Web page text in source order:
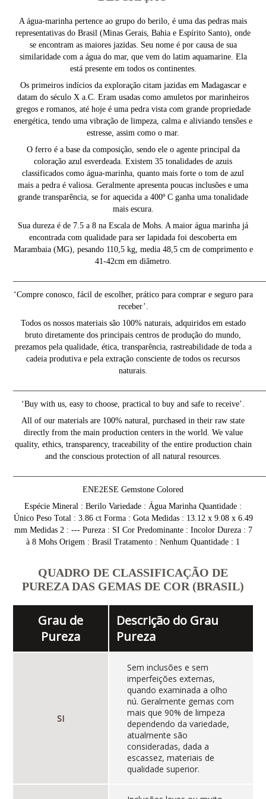
A água-marinha pertence ao grupo do berilo, é uma das pedras mais
representativas do Brasil (Minas Gerais, Bahia e Espírito Santo), onde
se encontram as maiores jazidas. Seu nome é por causa de sua
similaridade com a água do mar, que vem do latim aquamarine. Ela
está presente em todos os continentes.
Os primeiros indícios da exploração citam jazidas em Madagascar e
datam do século X a.C. Eram usadas como amuletos por marinheiros
gregos e romanos, até hoje é uma pedra vista com grande propriedade
energética, tendo uma vibração de limpeza, calma e aliviando tensões e
estresse, assim como o mar.
O ferro é a base da composição, sendo ele o agente principal da
coloração azul esverdeada. Existem 35 tonalidades de azuis
classificados como água-marinha, quanto mais forte o tom de azul
mais a pedra é valiosa. Geralmente apresenta poucas inclusões e uma
grande transparência, se for aquecida a 400º C ganha uma tonalidade
mais escura.
Sua dureza é de 7.5 a 8 na Escala de Mohs. A maior água marinha já
encontrada com qualidade para ser lapidada foi descoberta em
Marambaia (MG), pesando 110,5 kg, media 48,5 cm de comprimento e
41-42cm em diâmetro.
‘Compre conosco, fácil de escolher, prático para comprar e seguro para
receber’.
Todos os nossos materiais são 100% naturais, adquiridos em estado
bruto diretamente dos principais centros de produção do mundo,
prezamos pela qualidade, ética, transparência, rastreabilidade de toda a
cadeia produtiva e pela extração consciente de todos os recursos
naturais.
‘Buy with us, easy to choose, practical to buy and safe to receive’.
All of our materials are 100% natural, purchased in their raw state
directly from the main production centers in the world. We value
quality, ethics, transparency, traceability of the entire production chain
and the conscious protection of all natural resources.
ENE2ESE Gemstone Colored
Espécie Mineral : Berilo Variedade : Água Marinha Quantidade :
Único Peso Total : 3.86 ct Forma : Gota Medidas : 13.12 x 9.08 x 6.49
mm Medidas 2 : --- Pureza : SI Cor Predominante : Incolor Dureza : 7
à 8 Mohs Origem : Brasil Tratamento : Nenhum Quantidade : 1
QUADRO DE CLASSIFICAÇÃO DE
PUREZA DAS GEMAS DE COR (BRASIL)
Grau de
Pureza
Descrição do Grau
Pureza
SI
Sem inclusões e sem
imperfeições externas,
quando examinada a olho
nú. Geralmente gemas com
mais que 90% de limpeza
dependendo da variedade,
atualmente são
consideradas, dada a
escassez, materiais de
qualidade superior.